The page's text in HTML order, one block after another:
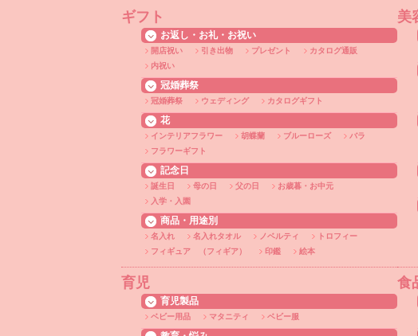
ギフト
お返し・お礼・お祝い
開店祝い 引き出物 プレゼント
カタログ通販
内祝い
冠婚葬祭
冠婚葬祭 ウェディング カタログギフト
花
インテリアフラワー 胡蝶蘭 ブルーローズ
バラ
フラワーギフト
記念日
誕生日 母の日 父の日
お歳暮・お中元
入学・入園
商品・用途別
名入れ 名入れタオル ノベルティ
トロフィー
フィギュア （フィギア）
印鑑 絵本
美
育児
育児製品
ベビー用品 マタニティ ベビー服
食